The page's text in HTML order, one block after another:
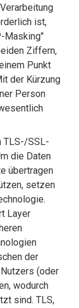
ist,
Masking"
Ziffern,
Punkt
der Kürzung
Person
TLS-/SSL-
die Daten
übertragen
setzen
Layer
der
(oder
wodurch
sind. TLS,